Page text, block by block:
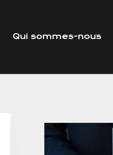
Qui sommes-nous